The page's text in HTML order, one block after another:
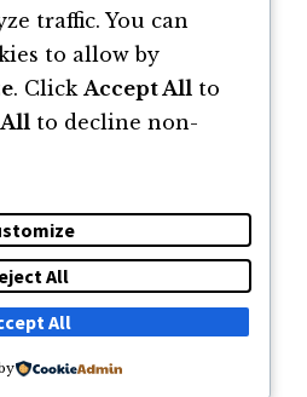
CĂUTARE CONTACT
REZERVATE FLORIN ROȘOGA
traffic. You can
to allow by
. Click Accept All to
to decline non-
All
All